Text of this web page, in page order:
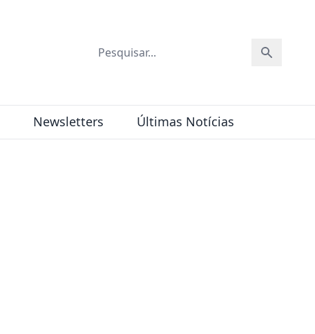
Newsletters Últimas Notícias